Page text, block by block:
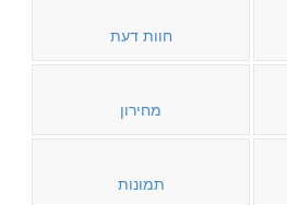
חוות דעת
מחירון
תמונות